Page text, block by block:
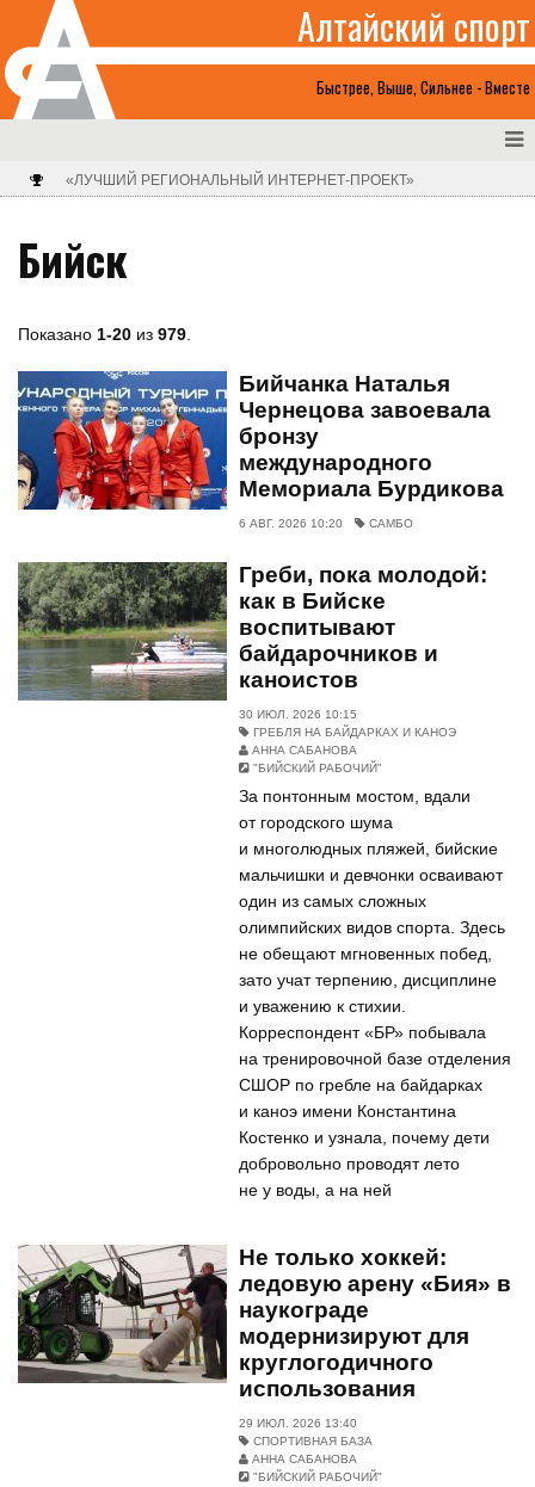
Быстрее, Выше, Сильнее - Вместе
Алтайский спорт
«ЛУЧШИЙ РЕГИОНАЛЬНЫЙ ИНТЕРНЕТ-ПРОЕКТ»
Бийск
Показано 1-20 из 979
Бийчанка Наталья
Чернецова завоевала
бронзу
международного
Мемориала Бурдикова
6 АВГ. 2026 10:20 САМБО
Греби, пока молодой:
как в Бийске
воспитывают
байдарочников и
каноистов
30 ИЮЛ. 2026 10:15
ГРЕБЛЯ НА БАЙДАРКАХ И КАНОЭ
АННА САБАНОВА
"БИЙСКИЙ РАБОЧИЙ"
За понтонным мостом, вдали
от городского шума
и многолюдных пляжей, бийские
мальчишки и девчонки осваивают
один из самых сложных
олимпийских видов спорта. Здесь
не обещают мгновенных побед,
зато учат терпению, дисциплине
и уважению к стихии.
Корреспондент «БР» побывала
на тренировочной базе отделения
СШОР по гребле на байдарках
и каноэ имени Константина
Костенко и узнала, почему дети
добровольно проводят лето
не у воды, а на ней
Не только хоккей:
ледовую арену «Бия» в
наукограде
модернизируют для
круглогодичного
использования
29 ИЮЛ. 2026 13:40
СПОРТИВНАЯ БАЗА
АННА САБАНОВА
"БИЙСКИЙ РАБОЧИЙ"